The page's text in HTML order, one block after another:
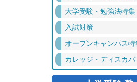
大学受験・勉強法特集
入試対策
オープンキャンパス特
カレッジ・ディスカ